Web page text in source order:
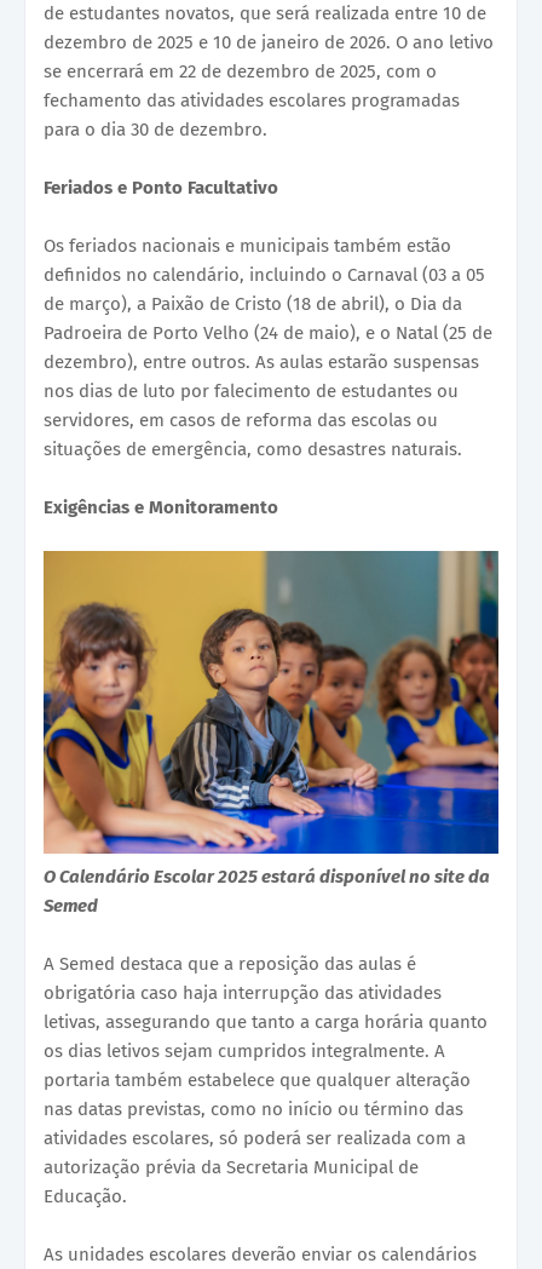
de estudantes novatos, que será realizada entre 10 de
dezembro de 2025 e 10 de janeiro de 2026. O ano letivo
se encerrará em 22 de dezembro de 2025, com o
fechamento das atividades escolares programadas
para o dia 30 de dezembro.
Feriados e Ponto Facultativo
Os feriados nacionais e municipais também estão
definidos no calendário, incluindo o Carnaval (03 a 05
de março), a Paixão de Cristo (18 de abril), o Dia da
Padroeira de Porto Velho (24 de maio), e o Natal (25 de
dezembro), entre outros. As aulas estarão suspensas
nos dias de luto por falecimento de estudantes ou
servidores, em casos de reforma das escolas ou
situações de emergência, como desastres naturais.
Exigências e Monitoramento
O Calendário Escolar 2025 estará disponível no site da
Semed
A Semed destaca que a reposição das aulas é
obrigatória caso haja interrupção das atividades
letivas, assegurando que tanto a carga horária quanto
os dias letivos sejam cumpridos integralmente. A
portaria também estabelece que qualquer alteração
nas datas previstas, como no início ou término das
atividades escolares, só poderá ser realizada com a
autorização prévia da Secretaria Municipal de
Educação.
As unidades escolares deverão enviar os calendários